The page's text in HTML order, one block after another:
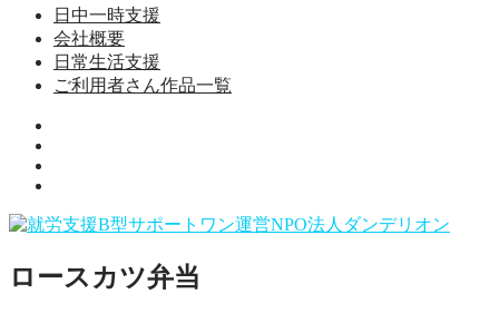
日中一時支援
会社概要
日常生活支援
ご利用者さん作品一覧
支
型
活
支
概
要
用
さ
ロースカツ弁当